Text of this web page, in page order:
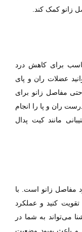
زانو کمک کند.
برای کاهش درد
عضلات ران و پای
مفاصل زانو برای
ران و پا را انجام
مانند کیت پدال
مفاصل زانو است. با
کنید و عملکرد
میتواند به شما در